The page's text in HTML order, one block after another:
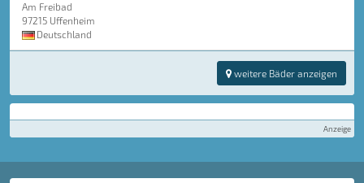
Am Freibad
97215 Uffenheim
Deutschland
weitere Bäder anzeigen
Anzeige